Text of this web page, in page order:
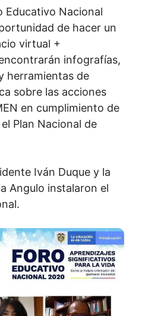
Educativo Nacional
de hacer un
virtual +
infografías,
herramientas de
sobre las acciones
en cumplimiento de
Plan Nacional de
Iván Duque y la
Angulo instalaron el